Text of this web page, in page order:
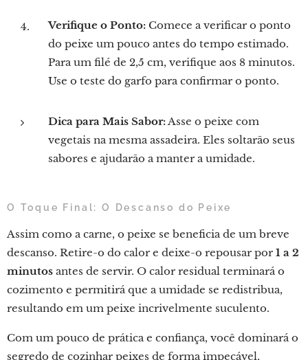
Verifique o Ponto: Comece a verificar o ponto
do peixe um pouco antes do tempo estimado.
Para um filé de 2,5 cm, verifique aos 8 minutos.
Use o teste do garfo para confirmar o ponto.
Dica para Mais Sabor:Asse o peixe com
vegetais na mesma assadeira. Eles soltarão seus
sabores e ajudarão a manter a umidade.
O Toque Final: O Descanso do Peixe
Assim como a carne, o peixe se beneficia de um breve
descanso. Retire-o do calor e deixe-o repousar por 1 a 2
minutos antes de servir. O calor residual terminará o
cozimento e permitirá que a umidade se redistribua,
resultando em um peixe incrivelmente suculento.
Com um pouco de prática e confiança, você dominará o
segredo de cozinhar peixes de forma impecável,